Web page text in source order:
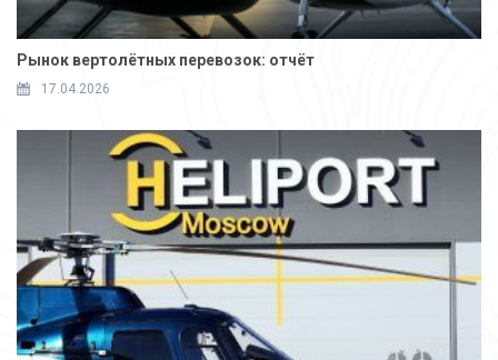
Рынок вертолётных перевозок: отчёт
17.04.2026